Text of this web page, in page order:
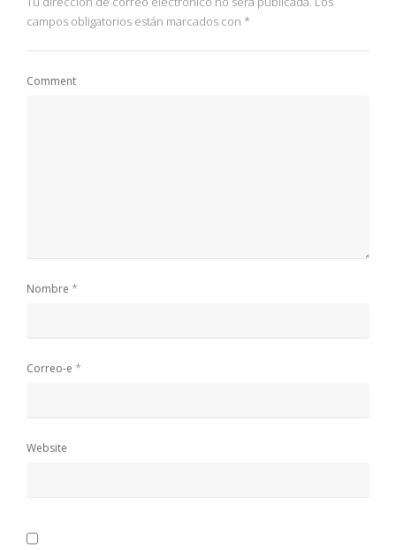
campos obligatorios están marcados con *
Comment
Nombre *
Correo-e *
Website